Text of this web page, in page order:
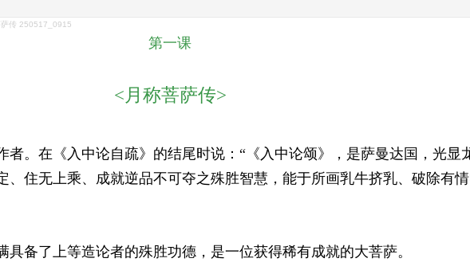
萨传 250517_0915
第一课
<月称菩萨传>
者。在《入中论自疏》的结尾时说：“《入中论颂》，是萨曼达国，光显
、住无上乘、成就逆品不可夺之殊胜智慧，能于所画乳牛挤乳、破除有
具备了上等造论者的殊胜功德，是一位获得稀有成就的大菩萨。